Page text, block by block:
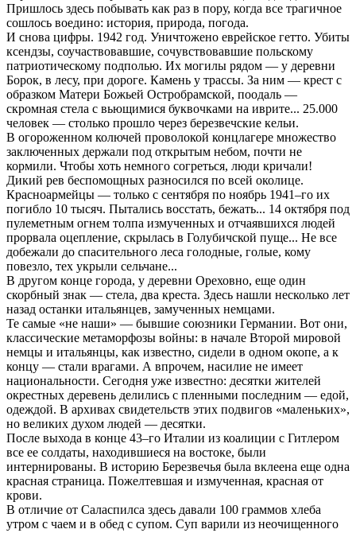
Пришлось здесь побывать как раз в пору, когда все трагичное
сошлось воедино: история, природа, погода.
И снова цифры. 1942 год. Уничтожено еврейское гетто. Убиты
ксендзы, соучаствовавшие, сочувствовавшие польскому
патриотическому подполью. Их могилы рядом — у деревни
Борок, в лесу, при дороге. Камень у трассы. За ним — крест с
образком Матери Божьей Остробрамской, поодаль —
скромная стела с вьющимися буквочками на иврите... 25.000
человек — столько прошло через березвечские кельи.
В огороженном колючей проволокой концлагере множество
заключенных держали под открытым небом, почти не
кормили. Чтобы хоть немного согреться, люди кричали!
Дикий рев беспомощных разносился по всей околице.
Красноармейцы — только с сентября по ноябрь 1941–го их
погибло 10 тысяч. Пытались восстать, бежать... 14 октября под
пулеметным огнем толпа измученных и отчаявшихся людей
прорвала оцепление, скрылась в Голубичской пуще... Не все
добежали до спасительного леса голодные, голые, кому
повезло, тех укрыли сельчане...
В другом конце города, у деревни Ореховно, еще один
скорбный знак — стела, два креста. Здесь нашли несколько лет
назад останки итальянцев, замученных немцами.
Те самые «не наши» — бывшие союзники Германии. Вот они,
классические метаморфозы войны: в начале Второй мировой
немцы и итальянцы, как известно, сидели в одном окопе, а к
концу — стали врагами. А впрочем, насилие не имеет
национальности. Сегодня уже известно: десятки жителей
окрестных деревень делились с пленными последним — едой,
одеждой. В архивах свидетельств этих подвигов «маленьких»,
но великих духом людей — десятки.
После выхода в конце 43–го Италии из коалиции с Гитлером
все ее солдаты, находившиеся на востоке, были
интернированы. В историю Березвечья была вклеена еще одна
красная страница. Пожелтевшая и измученная, красная от
крови.
В отличие от Саласпилса здесь давали 100 граммов хлеба
утром с чаем и в обед с супом. Суп варили из неочищенного